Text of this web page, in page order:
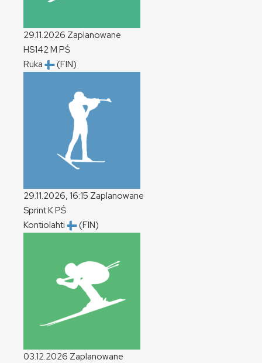
29.11.2026 Zaplanowane
HS142M PŚ
Ruka
(FIN)
29.11.2026, 16:15 Zaplanowane
SprintKPŚ
Kontiolahti
(FIN)
03.12.2026 Zaplanowane